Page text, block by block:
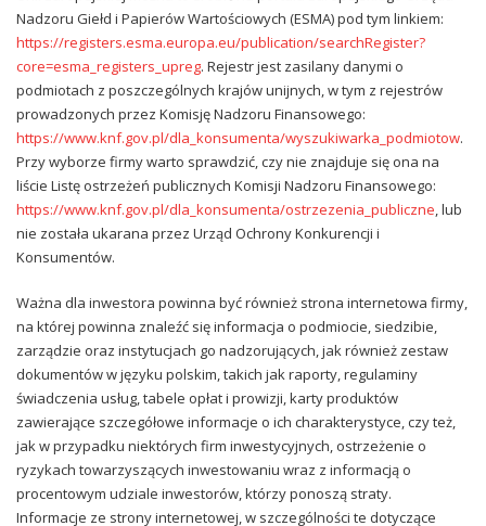
Nadzoru Giełd i Papierów Wartościowych (ESMA) pod tym linkiem:
https://registers.esma.europa.eu/publication/searchRegister?
core=esma_registers_upreg. Rejestr jest zasilany danymi o
podmiotach z poszczególnych krajów unijnych, w tym z rejestrów
prowadzonych przez Komisję Nadzoru Finansowego:
https://www.knf.gov.pl/dla_konsumenta/wyszukiwarka_podmiotow.
Przy wyborze firmy warto sprawdzić, czy nie znajduje się ona na
liście Listę ostrzeżeń publicznych Komisji Nadzoru Finansowego:
https://www.knf.gov.pl/dla_konsumenta/ostrzezenia_publiczne, lub
nie została ukarana przez Urząd Ochrony Konkurencji i
Konsumentów.
Ważna dla inwestora powinna być również strona internetowa firmy,
na której powinna znaleźć się informacja o podmiocie, siedzibie,
zarządzie oraz instytucjach go nadzorujących, jak również zestaw
dokumentów w języku polskim, takich jak raporty, regulaminy
świadczenia usług, tabele opłat i prowizji, karty produktów
zawierające szczegółowe informacje o ich charakterystyce, czy też,
jak w przypadku niektórych firm inwestycyjnych, ostrzeżenie o
ryzykach towarzyszących inwestowaniu wraz z informacją o
procentowym udziale inwestorów, którzy ponoszą straty.
Informacje ze strony internetowej, w szczególności te dotyczące